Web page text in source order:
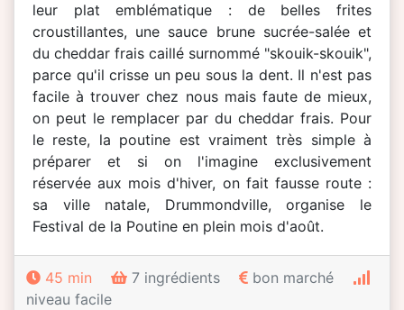
leur plat emblématique : de belles frites
croustillantes, une sauce brune sucrée-salée et
du cheddar frais caillé surnommé "skouik-skouik",
parce qu'il crisse un peu sous la dent. Il n'est pas
facile à trouver chez nous mais faute de mieux,
on peut le remplacer par du cheddar frais. Pour
le reste, la poutine est vraiment très simple à
préparer et si on l'imagine exclusivement
réservée aux mois d'hiver, on fait fausse route :
sa ville natale, Drummondville, organise le
Festival de la Poutine en plein mois d'août.
45 min 7 ingrédients
bon marché
niveau facile